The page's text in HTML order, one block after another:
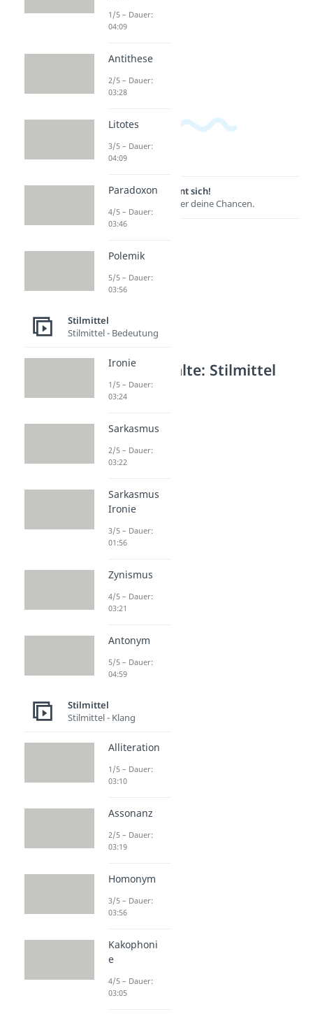
Lernen lohnt sich!
Entdecke hier deine Chancen.
Weitere Inhalte: Stilmittel
Stilmittel - Klang
Assonanz
Dauer: 03:19
Homonym
Kakophonie
Dauer: 03:05
Dauer: 04:22
1/5 – Dauer:
04:09
Antithese
2/5 – Dauer:
03:28
Litotes
3/5 – Dauer:
04:09
Paradoxon
4/5 – Dauer:
03:46
Polemik
5/5 – Dauer:
03:56
Stilmittel
Stilmittel - Bedeutung
Ironie
1/5 – Dauer:
03:24
Sarkasmus
2/5 – Dauer:
03:22
Sarkasmus
Ironie
3/5 – Dauer:
01:56
Zynismus
4/5 – Dauer:
03:21
Antonym
5/5 – Dauer:
04:59
Stilmittel
Stilmittel - Klang
Alliteration
1/5 – Dauer:
03:10
Assonanz
2/5 – Dauer:
03:19
Homonym
3/5 – Dauer:
03:56
Kakophoni
e
4/5 – Dauer:
03:05